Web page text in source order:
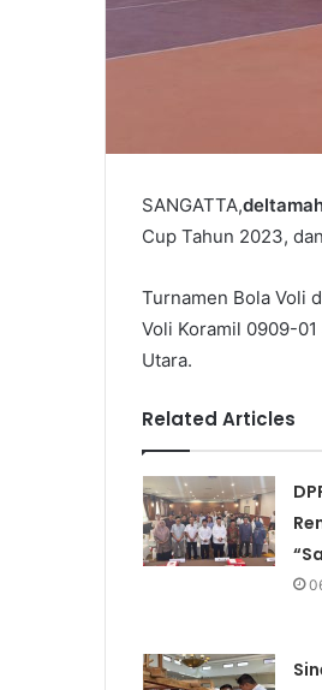
SANGATTA,
Cup Tahun 2023,
Turnamen Bola Voli
Voli Koramil 0909-
Utara.
Related Articles